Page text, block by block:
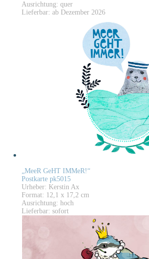
Ausrichtung: quer
Lieferbar: ab Dezember 2026
„MeeR GeHT IMMeR!“
Postkarte pk5015
Urheber: Kerstin Ax
Format: 12,1 x 17,2 cm
Ausrichtung: hoch
Lieferbar: sofort